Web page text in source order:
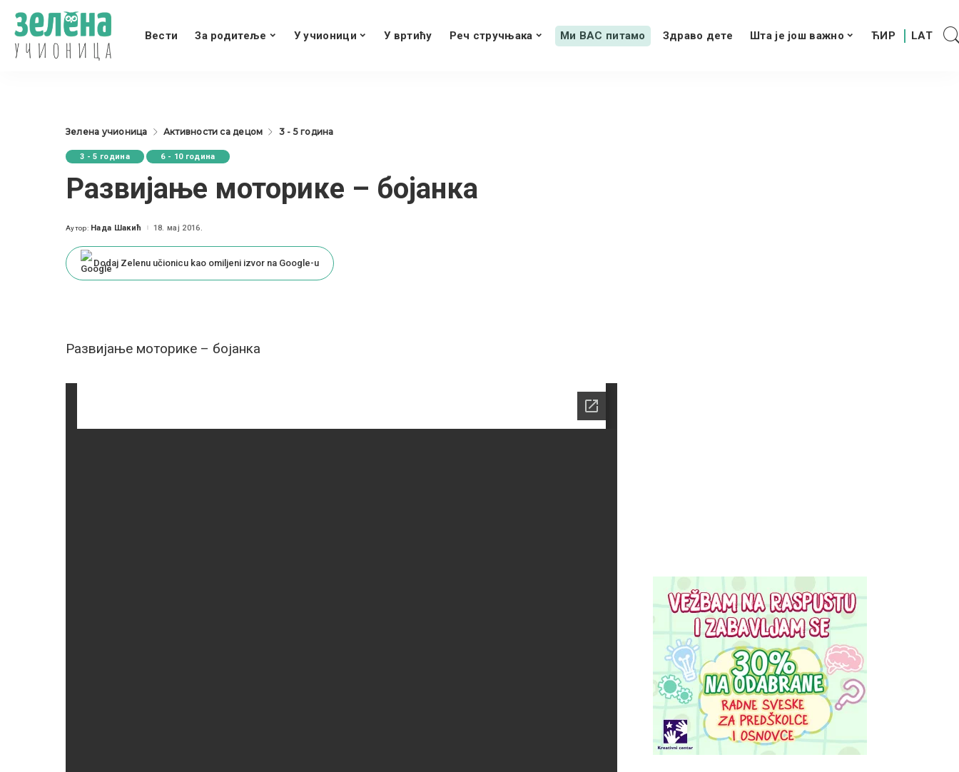
Вести За родитеље У учионици У вртићу Реч стручњака Ми ВАС питамо Здраво дете Шта је још важно
Зелена учионица Активности са децом 3 - 5 година
3 - 5 година 6 - 10 година
Развијање моторике – бојанка
Posted
Аутор: Нада Шакић 18. мај 2016.
Dodaj Zelenu učionicu kao omiljeni izvor na Google-u
Развијање моторике – бојанка